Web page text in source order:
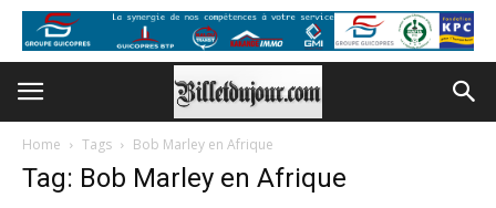
Home Tags Bob Marley en Afrique
Tag: Bob Marley en Afrique